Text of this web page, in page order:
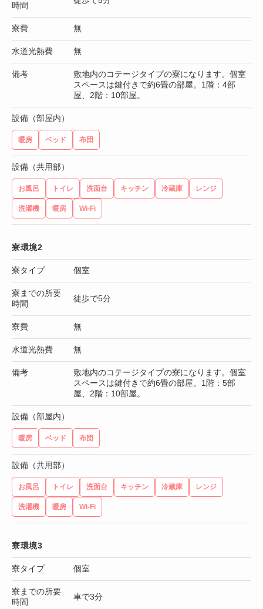
時間
寮費 無
水道光熱費 無
備考
敷地内のコテージタイプの寮になります。個室
スペースは鍵付きで約6畳の部屋。1階：4部
屋、2階：10部屋。
設備（部屋内）
暖房 ベッド 布団
設備（共用部）
お風呂 トイレ 洗面台 キッチン 冷蔵庫 レンジ
洗濯機 暖房 Wi-Fi
寮環境2
寮タイプ 個室
寮までの所要
時間
徒歩で5分
寮費 無
水道光熱費 無
備考
敷地内のコテージタイプの寮になります。個室
スペースは鍵付きで約6畳の部屋。1階：5部
屋、2階：10部屋。
設備（部屋内）
暖房 ベッド 布団
設備（共用部）
お風呂 トイレ 洗面台 キッチン 冷蔵庫 レンジ
洗濯機 暖房 Wi-Fi
寮環境3
寮タイプ 個室
寮までの所要
時間
車で3分